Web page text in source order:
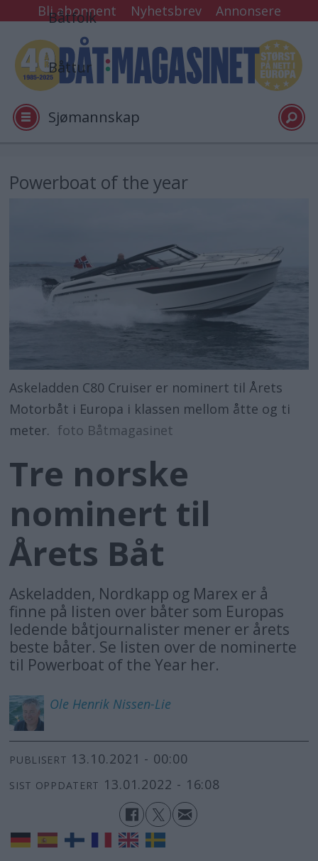
Bli abonnent Nyhetsbrev Annonsere
Båtfolk
Båttur
Sjømannskap
Video
Logg inn
Powerboat of the year
Askeladden C80 Cruiser er nominert til Årets
Motorbåt i Europa i klassen mellom åtte og ti
meter. foto Båtmagasinet
Tre norske
nominert til
Årets Båt
Askeladden, Nordkapp og Marex er å
finne på listen over båter som Europas
ledende båtjournalister mener er årets
beste båter. Se listen over de nominerte
til Powerboat of the Year her.
Ole Henrik Nissen-Lie
PUBLISERT 13.10.2021 - 00:00
SIST OPPDATERT 13.01.2022 - 16:08